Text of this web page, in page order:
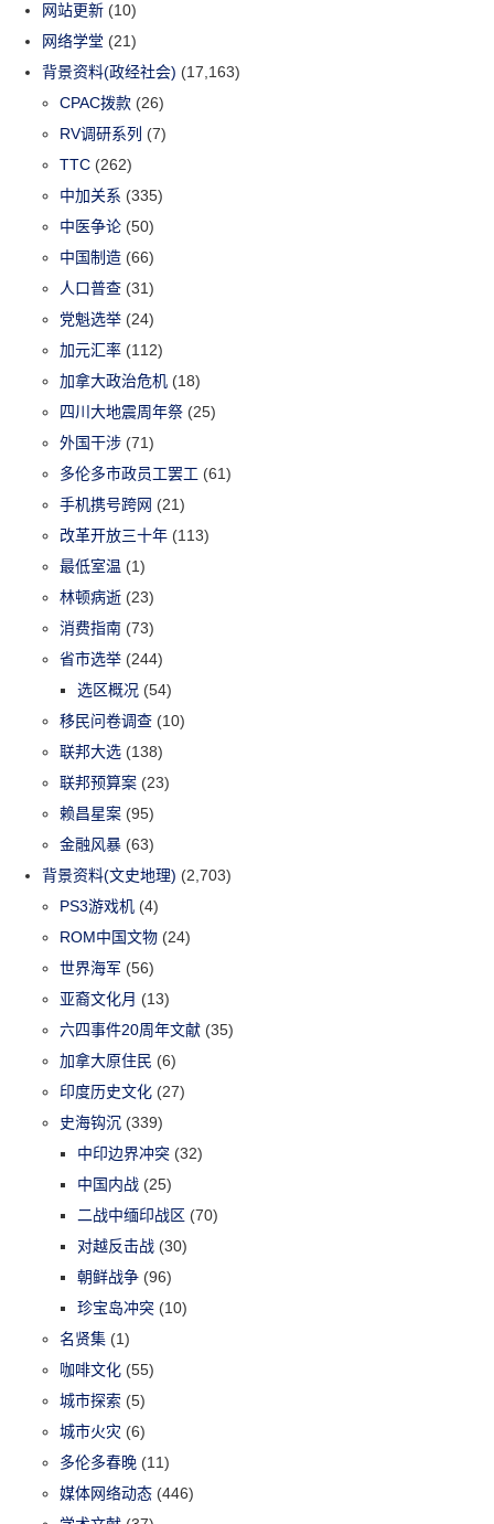
网站更新 (10)
网络学堂 (21)
背景资料(政经社会) (17,163)
CPAC拨款 (26)
RV调研系列 (7)
TTC (262)
中加关系 (335)
中医争论 (50)
中国制造 (66)
人口普查 (31)
党魁选举 (24)
加元汇率 (112)
加拿大政治危机 (18)
四川大地震周年祭 (25)
外国干涉 (71)
多伦多市政员工罢工 (61)
手机携号跨网 (21)
改革开放三十年 (113)
最低室温 (1)
林顿病逝 (23)
消费指南 (73)
省市选举 (244)
选区概况 (54)
移民问卷调查 (10)
联邦大选 (138)
联邦预算案 (23)
赖昌星案 (95)
金融风暴 (63)
背景资料(文史地理) (2,703)
PS3游戏机 (4)
ROM中国文物 (24)
世界海军 (56)
亚裔文化月 (13)
六四事件20周年文献 (35)
加拿大原住民 (6)
印度历史文化 (27)
史海钩沉 (339)
中印边界冲突 (32)
中国内战 (25)
二战中缅印战区 (70)
对越反击战 (30)
朝鲜战争 (96)
珍宝岛冲突 (10)
名贤集 (1)
咖啡文化 (55)
城市探索 (5)
城市火灾 (6)
多伦多春晚 (11)
媒体网络动态 (446)